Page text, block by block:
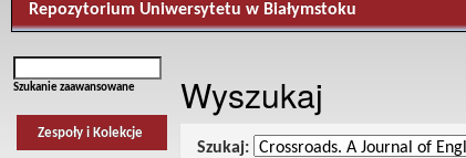
Repozytorium Uniwersytetu w Białymstoku
Szukanie zaawansowane
Zespoły i Kolekcje
Wyszukaj
Szukaj: